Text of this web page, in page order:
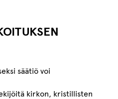
säätiö voi
kirkon, kristillisten